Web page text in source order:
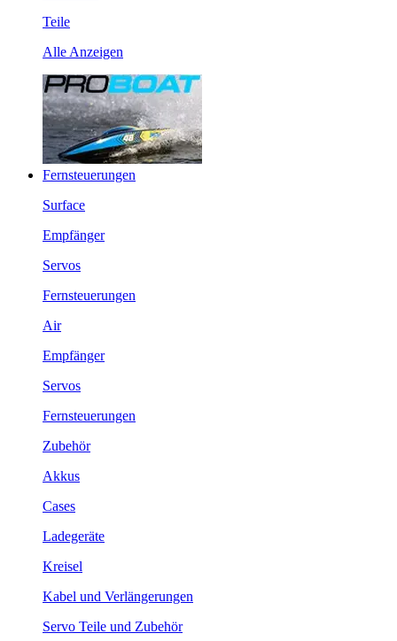
Teile
Alle Anzeigen
Fernsteuerungen
Surface
Empfänger
Servos
Fernsteuerungen
Air
Empfänger
Servos
Fernsteuerungen
Zubehör
Akkus
Cases
Ladegeräte
Kreisel
Kabel und Verlängerungen
Servo Teile und Zubehör